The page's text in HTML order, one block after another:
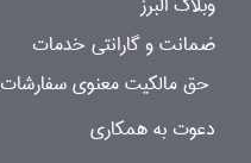
ضمانت و گارانتی خدمات
حق مالکیت معنوی سفارشات
دعوت به همکاری